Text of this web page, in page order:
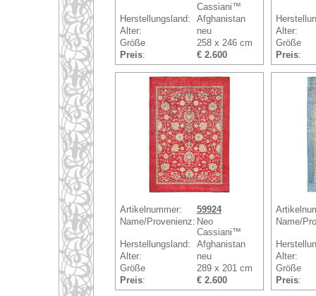
Cassiani™
Herstellungsland:
Afghanistan
Alter:
neu
Größe
258 x 246 cm
Preis: € 2.600
Alter:
Größe
Preis:
Artikelnummer:
59924
Name/Provenienz: Neo
Cassiani™
Herstellungsland:
Afghanistan
Alter:
neu
Größe
289 x 201 cm
Preis: € 2.600
Name/
Alter:
Größe
Preis: